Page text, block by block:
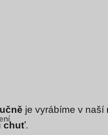
je vyrábíme v naší
chuť.